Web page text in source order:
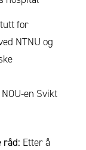
for
NTNU og
en Svikt
råd: Etter å